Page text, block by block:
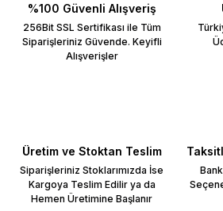
%100 Güvenli Alışveriş
256Bit SSL Sertifikası ile Tüm
Siparişleriniz Güvende. Keyifli
Alışverişler
Üretim ve Stoktan Teslim
Siparişleriniz Stoklarımızda İse
Kargoya Teslim Edilir ya da
Hemen Üretimine Başlanır